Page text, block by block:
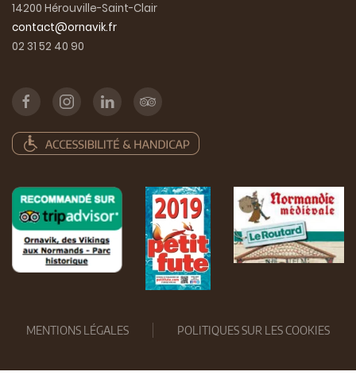
14200 Hérouville-Saint-Clair
contact@ornavik.fr
02 31 52 40 90
MENTIONS LÉGALES POLITIQUES SUR LES COOKIES